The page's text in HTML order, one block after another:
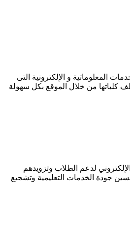
المعلوماتية و الإلكترونية التى
كلياتها من خلال الموقع بكل سهولة
لدعم الطلاب وتزويدهم
جودة الخدمات التعليمية وتشجيع